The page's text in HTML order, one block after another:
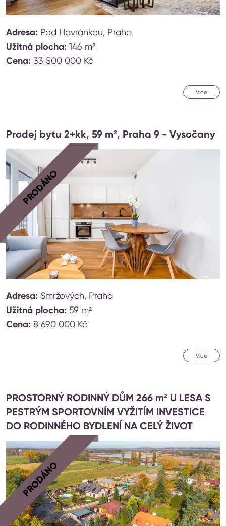
Adresa: Pod Havránkou, Praha
Užitná plocha: 146 m²
Cena: 33 500 000 Kč
Více
Prodej bytu 2+kk, 59 m², Praha 9 - Vysočany
PRODÁNO
Adresa: Smržových, Praha
Užitná plocha: 59 m²
Cena: 8 690 000 Kč
Více
PROSTORNÝ RODINNÝ DŮM 266 m² U LESA S
PESTRÝM SPORTOVNÍM VYŽITÍM INVESTICE
DO RODINNÉHO BYDLENÍ NA CELÝ ŽIVOT
PRODÁNO